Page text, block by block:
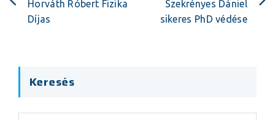
Horváth Róbert Fizika
Díjas
Szekrényes Dániel
sikeres PhD védése
Keresés